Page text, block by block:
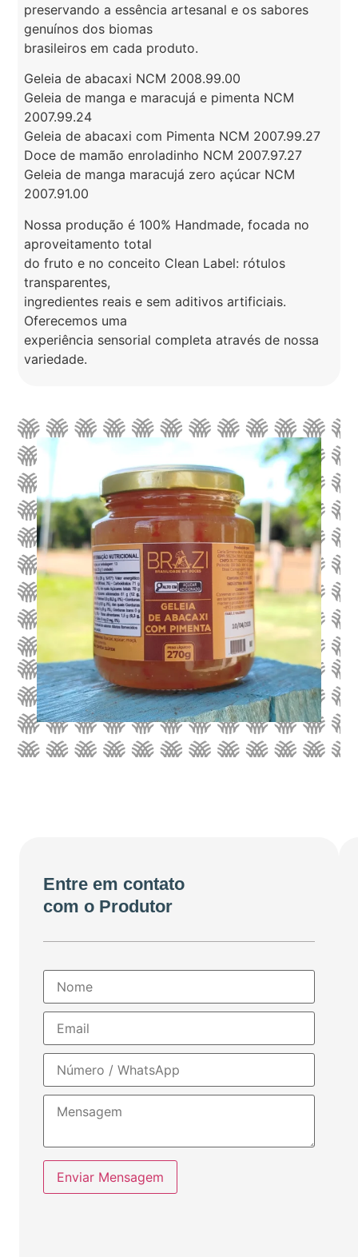
preservando a essência artesanal e os sabores
genuínos dos biomas
brasileiros em cada produto.
Geleia de abacaxi NCM 2008.99.00
Geleia de manga e maracujá e pimenta NCM
2007.99.24
Geleia de abacaxi com Pimenta NCM 2007.99.27
Doce de mamão enroladinho NCM 2007.97.27
Geleia de manga maracujá zero açúcar NCM
2007.91.00
Nossa produção é 100% Handmade, focada no
aproveitamento total
do fruto e no conceito Clean Label: rótulos
transparentes,
ingredientes reais e sem aditivos artificiais.
Oferecemos uma
experiência sensorial completa através de nossa
variedade.
Entre em contato
com o Produtor
Enviar Mensagem